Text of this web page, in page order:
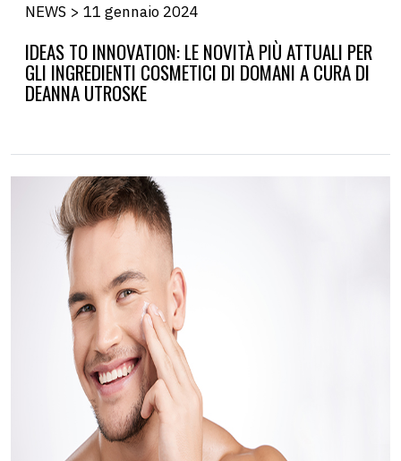
NEWS > 11 gennaio 2024
IDEAS TO INNOVATION: LE NOVITÀ PIÙ ATTUALI PER
GLI INGREDIENTI COSMETICI DI DOMANI A CURA DI
DEANNA UTROSKE